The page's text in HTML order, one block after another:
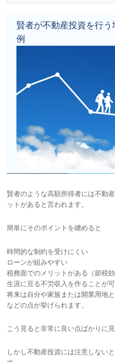
賢者が不動産投資を行
例
賢者のような高額所得者には不動
ットがあると言われます。
簡単にそのポイントを纏めると
時間的な制約を受けにくい
ローンが組みやすい
税務面でのメリットがある（節税効
生涯に亘る不労収入を作ることが
将来は自分や家族または開業用地
などの点が挙げられます。
こう見ると非常に良い点ばかりに
しかし不動産投資には注意しない